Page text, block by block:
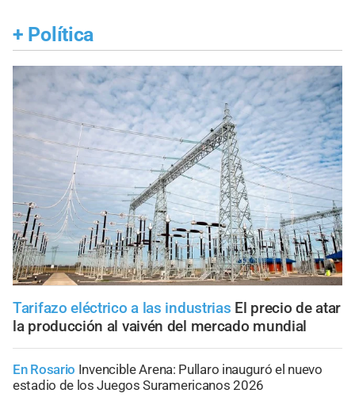
+ Política
Tarifazo eléctrico a las industrias El precio de atar
la producción al vaivén del mercado mundial
En Rosario Invencible Arena: Pullaro inauguró el nuevo
estadio de los Juegos Suramericanos 2026